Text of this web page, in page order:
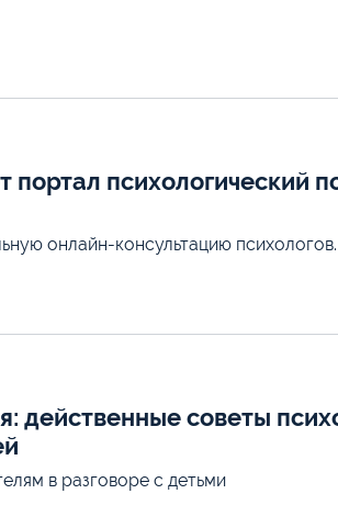
портал психологический
онлайн-консультацию психологов.
действенные советы
в разговоре с детьми